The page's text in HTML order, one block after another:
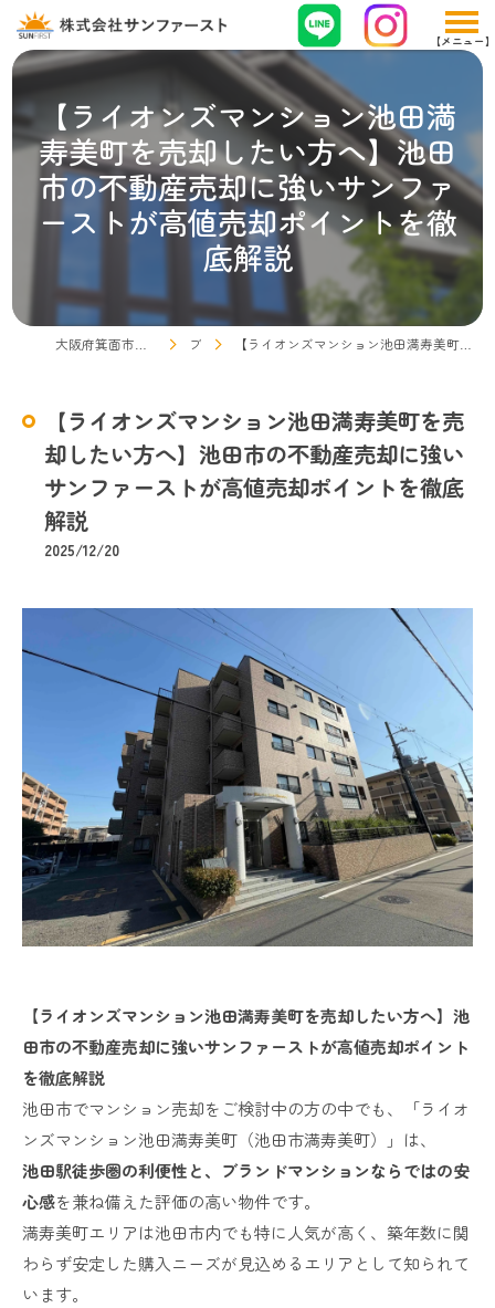
【ライオンズマンション池田満
寿美町を売却したい方へ】池田
市の不動産売却に強いサンファ
ーストが高値売却ポイントを徹
底解説
ブログ 【ライオンズマンション池田満寿美町を売却したい方へ】池田市の不動産売却に強いサンファーストが高値売却ポイントを徹底解説
【ライオンズマンション池田満寿美町を売
却したい方へ】池田市の不動産売却に強い
サンファーストが高値売却ポイントを徹底
解説
2025/12/20
【ライオンズマンション池田満寿美町を売却したい方へ】池
田市の不動産売却に強いサンファーストが高値売却ポイント
を徹底解説
池田市でマンション売却をご検討中の方の中でも、「ライオ
ンズマンション池田満寿美町（池田市満寿美町）」は、
池田駅徒歩圏の利便性と、ブランドマンションならではの安
心感を兼ね備えた評価の高い物件です。
満寿美町エリアは池田市内でも特に人気が高く、築年数に関
わらず安定した購入ニーズが見込めるエリアとして知られて
います。